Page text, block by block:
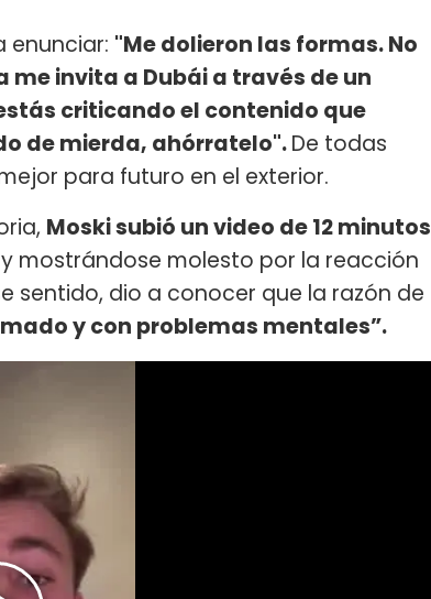
enunciar: "Me dolieron las formas. No
invita a Dubái a través de un
criticando el contenido que
de mierda, ahórratelo".De todas
para futuro en el exterior.
Moski subió un video de 12 minutos
mostrándose molesto por la reacción
sentido, dio a conocer que la razón de
y con problemas mentales”.